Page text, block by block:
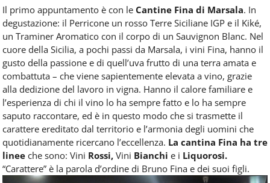
Il primo appuntamento è con le Cantine Fina di Marsala. In
degustazione: il Perricone un rosso Terre Siciliane IGP e il Kiké,
un Traminer Aromatico con il corpo di un Sauvignon Blanc. Nel
cuore della Sicilia, a pochi passi da Marsala, i vini Fina, hanno il
gusto della passione e di quell’uva frutto di una terra amata e
combattuta – che viene sapientemente elevata a vino, grazie
alla dedizione del lavoro in vigna. Hanno il calore familiare e
l’esperienza di chi il vino lo ha sempre fatto e lo ha sempre
saputo raccontare, ed è in questo modo che si trasmette il
carattere ereditato dal territorio e l’armonia degli uomini che
quotidianamente ricercano l’eccellenza. La cantina Fina ha tre
linee che sono: Vini Rossi, Vini Bianchi e i Liquorosi.
“Carattere” è la parola d’ordine di Bruno Fina e dei suoi figli.